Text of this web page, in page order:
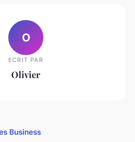
O
ECRIT PAR
Olivier
Business